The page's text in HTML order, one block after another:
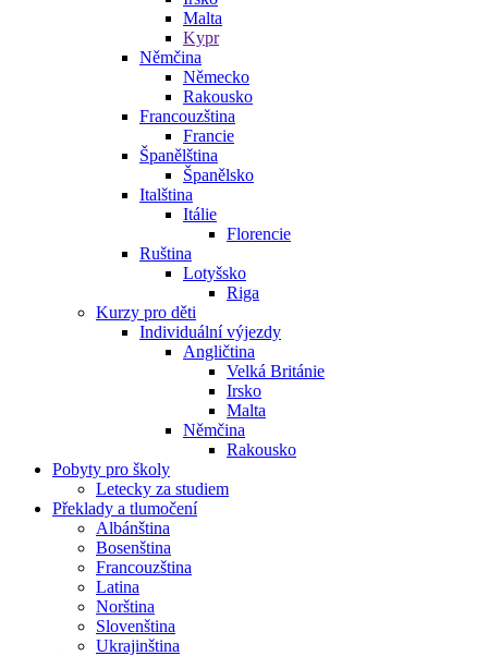
Malta
Kypr
Němčina
Německo
Rakousko
Francouzština
Francie
Španělština
Španělsko
Italština
Itálie
Florencie
Ruština
Lotyšsko
Riga
Kurzy pro děti
Individuální výjezdy
Angličtina
Velká Británie
Irsko
Malta
Němčina
Rakousko
Pobyty pro školy
Letecky za studiem
Překlady a tlumočení
Albánština
Bosenština
Francouzština
Latina
Norština
Slovenština
Ukrajinština